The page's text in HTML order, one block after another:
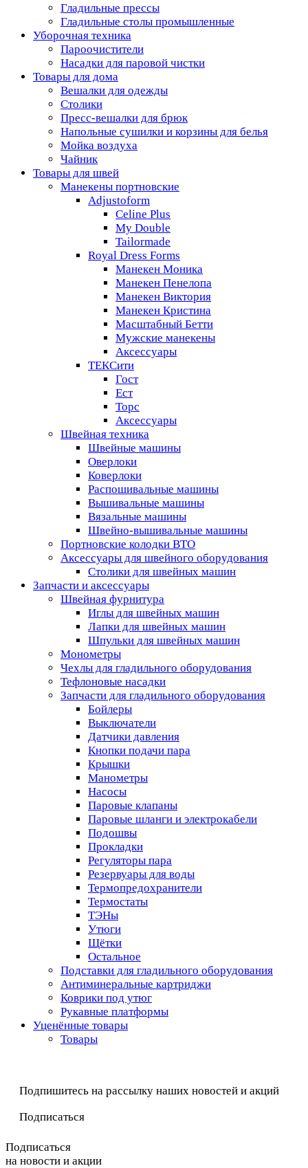
Гладильные прессы
Гладильные столы промышленные
Уборочная техника
Пароочистители
Насадки для паровой чистки
Товары для дома
Вешалки для одежды
Столики
Пресс-вешалки для брюк
Напольные сушилки и корзины для белья
Мойка воздуха
Чайник
Товары для швей
Манекены портновские
Adjustoform
Celine Plus
My Double
Tailormade
Royal Dress Forms
Манекен Моника
Манекен Пенелопа
Манекен Виктория
Манекен Кристина
Масштабный Бетти
Мужские манекены
Аксессуары
ТЕКСити
Гост
Ест
Торс
Аксессуары
Швейная техника
Швейные машины
Оверлоки
Коверлоки
Распошивальные машины
Вышивальные машины
Вязальные машины
Швейно-вышивальные машины
Портновские колодки ВТО
Аксессуары для швейного оборудования
Столики для швейных машин
Запчасти и аксессуары
Швейная фурнитура
Иглы для швейных машин
Лапки для швейных машин
Шпульки для швейных машин
Монометры
Чехлы для гладильного оборудования
Тефлоновые насадки
Запчасти для гладильного оборудования
Бойлеры
Выключатели
Датчики давления
Кнопки подачи пара
Крышки
Манометры
Насосы
Паровые клапаны
Паровые шланги и электрокабели
Подошвы
Прокладки
Регуляторы пара
Резервуары для воды
Термопредохранители
Термостаты
ТЭНы
Утюги
Щётки
Остальное
Подставки для гладильного оборудования
Антиминеральные картриджи
Коврики под утюг
Рукавные платформы
Уценённые товары
Товары
Подпишитесь на рассылку наших новостей и акций
Подписаться
Подписаться
на новости и акции